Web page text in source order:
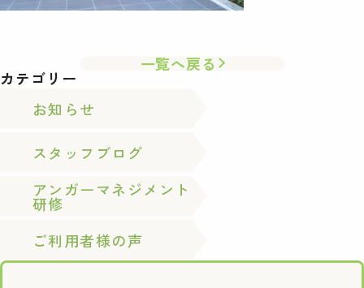
一覧へ戻る
カテゴリー
お知らせ
スタッフブログ
アンガーマネジメント
研修
ご利用者様の声